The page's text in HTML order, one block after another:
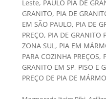
Leste, PAULO PIA DE
GRANITO, PIA DE
EM SÃO PAULO, PIA DE
PREÇO, PIA DE GRANITO
ZONA SUL, PIA EM
PARA COZINHA PREÇOS,
GRANITO EM SP, PISO E
PREÇO DE PIA DE